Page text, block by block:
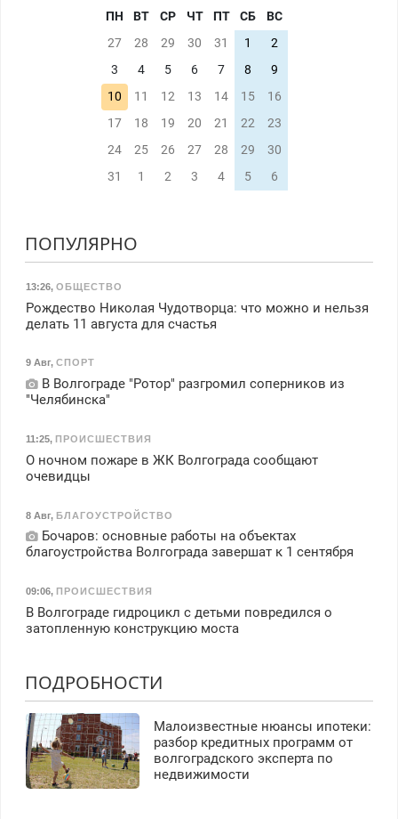
ПН ВТ СР ЧТ ПТ СБ
ВС
27
28 29 30 31 1
2
3
4 5 6 7 8
9
10
11 12 13 14 15
16
17
18 19 20 21 22
23
24
25 26 27 28 29
30
31
1 2 3 4 5 6
ПОПУЛЯРНО
13:26, ОБЩЕСТВО
Рождество Николая Чудотворца: что можно и нельзя
делать 11 августа для счастья
9 Авг, СПОРТ
В Волгограде "Ротор" разгромил соперников из
"Челябинска"
11:25, ПРОИСШЕСТВИЯ
О ночном пожаре в ЖК Волгограда сообщают
очевидцы
8 Авг, БЛАГОУСТРОЙСТВО
Бочаров: основные работы на объектах
благоустройства Волгограда завершат к 1 сентября
09:06, ПРОИСШЕСТВИЯ
В Волгограде гидроцикл с детьми повредился о
затопленную конструкцию моста
ПОДРОБНОСТИ
Малоизвестные нюансы ипотеки:
разбор кредитных программ от
волгоградского эксперта по
недвижимости